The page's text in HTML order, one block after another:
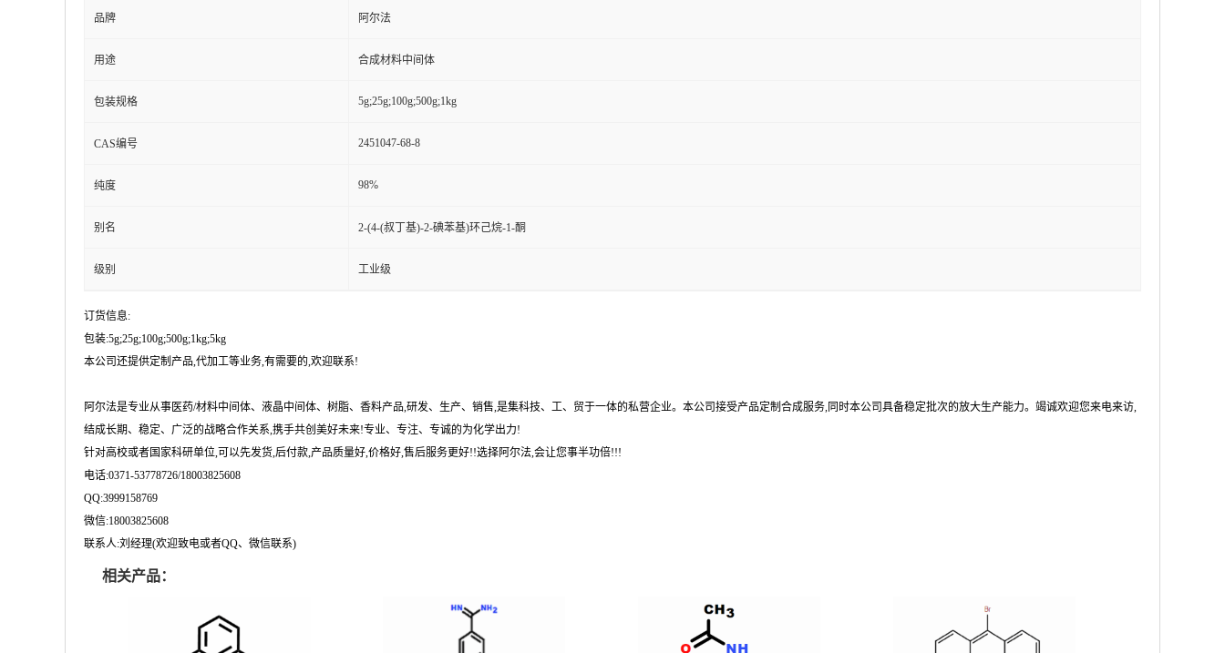
品牌 阿尔法
用途 合成材料中间体
包装规格 5g;25g;100g;500g;1kg
CAS编号 2451047-68-8
纯度 98%
别名 2-(4-(叔丁基)-2-碘苯基)环己烷-1-酮
级别 工业级
订货信息:
包装:5g;25g;100g;500g;1kg;5kg
本公司还提供定制产品,代加工等业务,有需要的,欢迎联系!
阿尔法是专业从事医药/材料中间体、液晶中间体、树脂、香料产品,研发、生产、销售,是集科技、工、贸于一体的私营企业。本公司接受产品定制合成服务,同时本公司具备稳定批次的放大生产能力。竭诚欢迎您来电来访,
结成长期、稳定、广泛的战略合作关系,携手共创美好未来!专业、专注、专诚的为化学出力!
针对高校或者国家科研单位,可以先发货,后付款,产品质量好,价格好,售后服务更好!!选择阿尔法,会让您事半功倍!!!
电话:0371-53778726/18003825608
QQ:3999158769
微信:18003825608
联系人:刘经理(欢迎致电或者QQ、微信联系)
相关产品：